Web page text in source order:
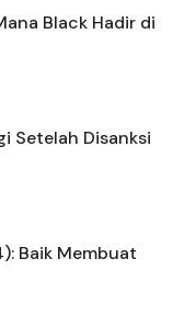
Black Hadir di
Setelah Disanksi
Baik Membuat